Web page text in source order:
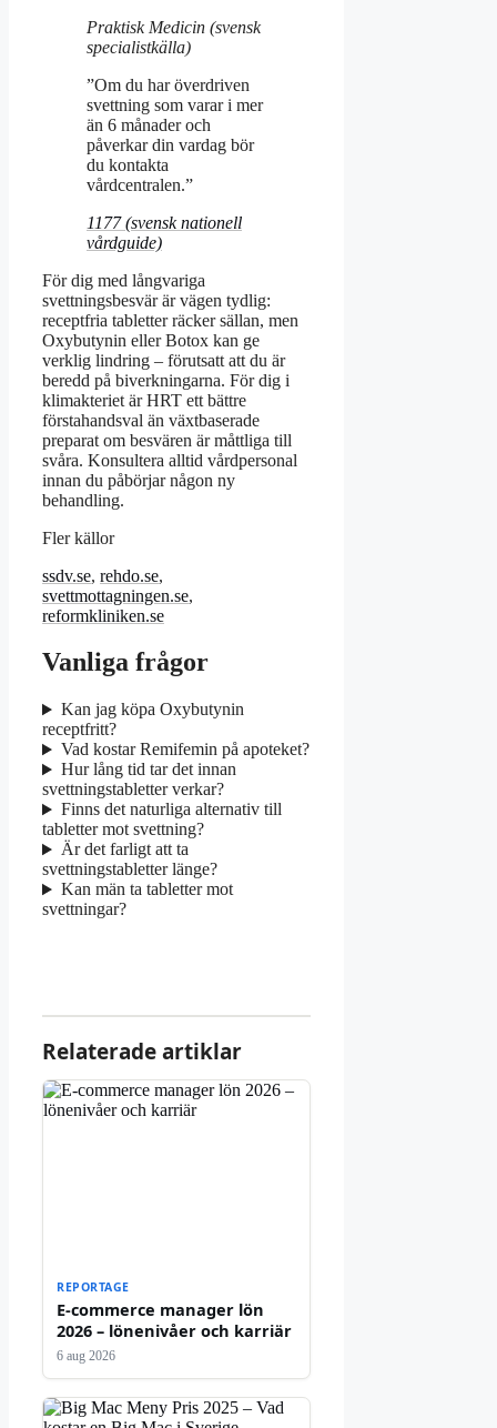
Praktisk Medicin (svensk
specialistkälla)
”Om du har överdriven
svettning som varar i mer
än 6 månader och
påverkar din vardag bör
du kontakta
vårdcentralen.”
1177 (svensk nationell
vårdguide)
För dig med långvariga
svettningsbesvär är vägen tydlig:
receptfria tabletter räcker sällan, men
Oxybutynin eller Botox kan ge
verklig lindring – förutsatt att du är
beredd på biverkningarna. För dig i
klimakteriet är HRT ett bättre
förstahandsval än växtbaserade
preparat om besvären är måttliga till
svåra. Konsultera alltid vårdpersonal
innan du påbörjar någon ny
behandling.
Fler källor
ssdv.se, rehdo.se,
svettmottagningen.se,
reformkliniken.se
Vanliga frågor
Kan jag köpa Oxybutynin
receptfritt?
Vad kostar Remifemin på apoteket?
Hur lång tid tar det innan
svettningstabletter verkar?
Finns det naturliga alternativ till
tabletter mot svettning?
Är det farligt att ta
svettningstabletter länge?
Kan män ta tabletter mot
svettningar?
Relaterade artiklar
REPORTAGE
E-commerce manager lön
2026 – lönenivåer och karriär
6 aug 2026